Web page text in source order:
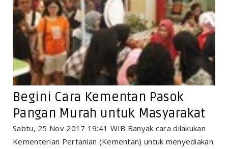
Begini Cara Kementan Pasok
Pangan Murah untuk Masyarakat
Sabtu, 25 Nov 2017 19:41 WIB Banyak cara dilakukan
Kementerian Pertanian (Kementan) untuk menyediakan